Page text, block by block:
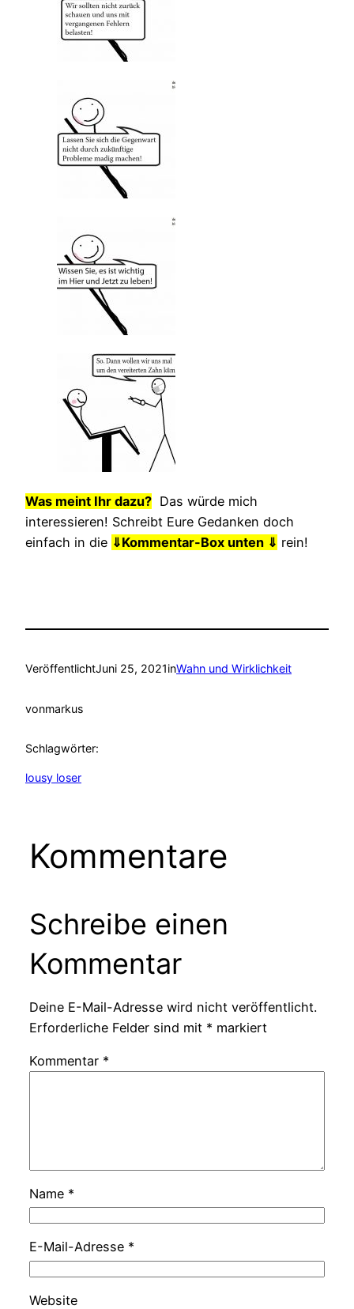
Was meint Ihr dazu? Das würde mich
interessieren! Schreibt Eure Gedanken doch
einfach in die ⇓Kommentar-Box unten ⇓ rein!
VeröffentlichtJuni 25, 2021inWahn und Wirklichkeit
vonmarkus
Schlagwörter:
lousy loser
Kommentare
Schreibe einen
Kommentar
Deine E-Mail-Adresse wird nicht veröffentlicht.
Erforderliche Felder sind mit * markiert
Kommentar *
Name *
E-Mail-Adresse *
Website